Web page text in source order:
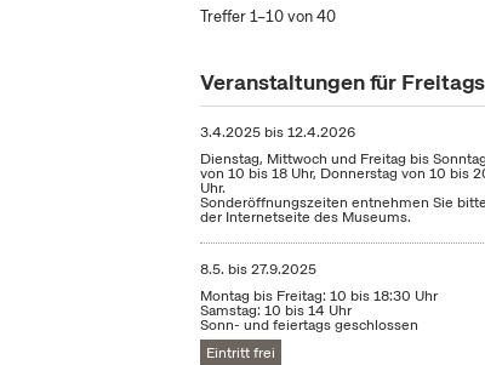
Treffer 1–10 von 40
Veranstaltungen für
3.4.2025 bis12.4.2026
Dienstag, Mittwoch und Freitag bis Sonntag
von 10 bis 18 Uhr, Donnerstag von 10 bis
Uhr.
Sonderöffnungszeiten entnehmen Sie bitte
der Internetseite des Museums.
8.5. bis27.9.2025
Montag bis Freitag: 10 bis 18:30 Uhr
Samstag: 10 bis 14 Uhr
Sonn- und feiertags geschlossen
Eintritt frei